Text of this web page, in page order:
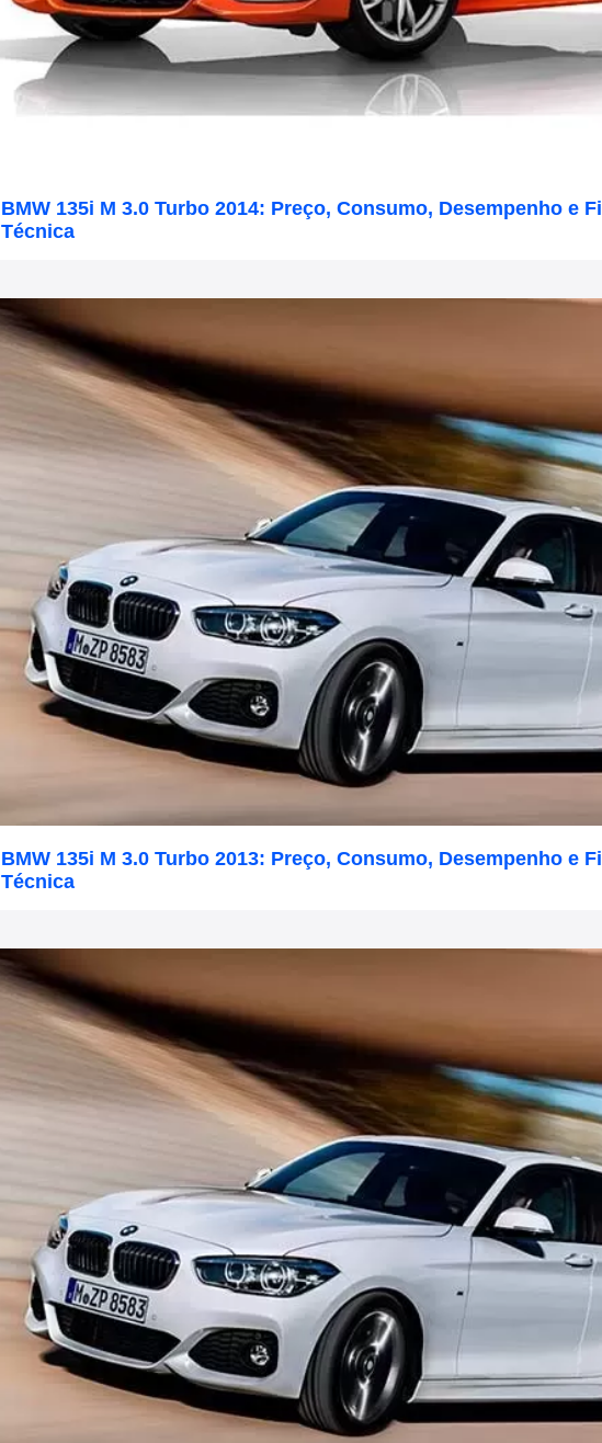
BMW 135i M 3.0 Turbo 2014: Preço, Consumo, Desempenho e
Técnica
BMW 135i M 3.0 Turbo 2013: Preço, Consumo, Desempenho e
Técnica